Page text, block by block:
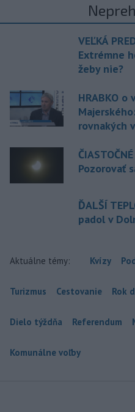
VEĽKÁ
Extrémne
žeby nie?
HRABKO o
rovnakých
Pozorovať
ĎALŠÍ
padol v
Aktuálne témy: Kvízy
Turizmus Cestovanie Rok
Dielo týždňa Referendum
Komunálne voľby